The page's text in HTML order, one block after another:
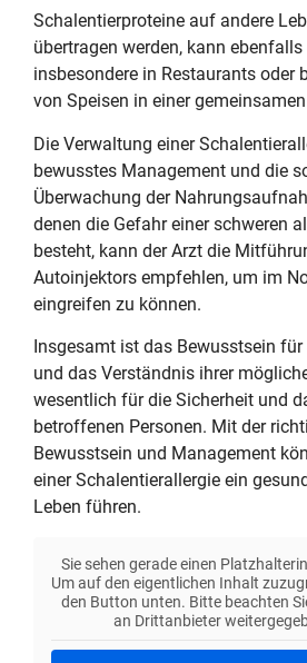
Schalentierproteine auf andere
übertragen werden, kann
insbesondere in Restaurants oder
von Speisen in einer
Die Verwaltung einer
bewusstes Management und die
Überwachung der
denen die Gefahr einer schweren
besteht, kann der Arzt die
Autoinjektors empfehlen, um im
eingreifen zu können.
Insgesamt ist das Bewusstsein
und das Verständnis ihrer
wesentlich für die Sicherheit und
betroffenen Personen. Mit der
Bewusstsein und Management
einer Schalentierallergie ein
Leben führen.
Sie sehen gerade einen
Um auf den eigentlichen Inhalt
den Button unten. Bitte beachten
an Drittanbieter